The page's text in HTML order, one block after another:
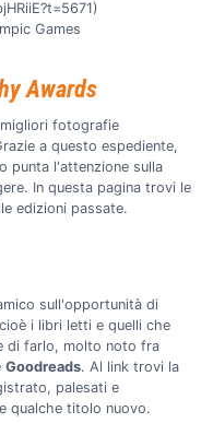
Games
Awards
migliori fotografie
a questo espediente,
punta l'attenzione sulla
In questa pagina trovi le
edizioni passate.
sull'opportunità di
i libri letti e quelli che
di farlo, molto noto fra
Goodreads. Al link trovi la
palesati e
qualche titolo nuovo.